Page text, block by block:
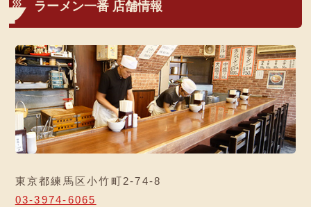
ラーメン一番 店舗情報
東京都練馬区小竹町2-74-8
03-3974-6065